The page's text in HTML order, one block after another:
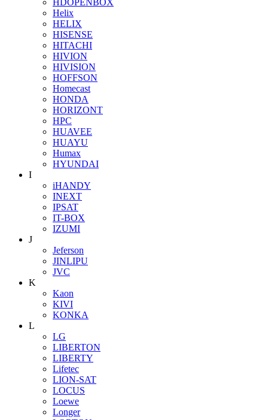
HDOPENBOX
Helix
HELIX
HISENSE
HITACHI
HIVION
HIVISION
HOFFSON
Homecast
HONDA
HORIZONT
HPC
HUAVEE
HUAYU
Humax
HYUNDAI
I
iHANDY
INEXT
IPSAT
IT-BOX
IZUMI
J
Jeferson
JINLIPU
JVC
K
Kaon
KIVI
KONKA
L
LG
LIBERTON
LIBERTY
Lifetec
LION-SAT
LOCUS
Loewe
Longer